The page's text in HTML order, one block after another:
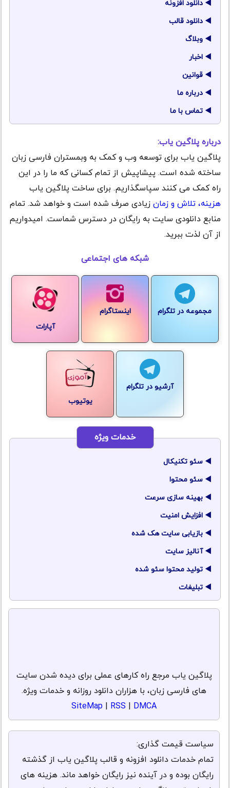
دانلود افزونه
دانلود قالب
وبلاگ
اخبار
قوانین
درباره ما
تماس با ما
درباره پلاگین یاب:
پلاگین یاب برای توسعه وب و کمک به وبمستران فارسی زبان
ساخته شده است. پیشاپیش از تمام کسانی که ما را در این
راه کمک می کنند سپاسگذاریم. برای ساخت پلاگین یاب
هزینه، تلاش و زمان زیادی صرف شده است و خواهد شد. تمام
منابع دانلودی سایت به رایگان در دسترس شماست. امیدواریم
از آن لذت ببرید.
شبکه های اجتماعی
مجموعه در تلگرام
اینستاگرام
آپارات
آرشیو در تلگرام
یوتیوب
خدمات ویژه
سئو تکنیکال
سئو محتوا
بهینه سازی سرعت
افزایش امنیت
بازیابی سایت هک شده
آنالیز سایت
تولید محتوا سئو شده
تبلیغات
پلاگین یاب مرجع راه کارهای عملی برای دیده شدن سایت
های فارسی زبان، با هزاران دانلود روزانه و خدمات ویژه.
SiteMap
RSS DMCA
سیاست قیمت گذاری:
تمام خدمات دانلود افزونه و قالب پلاگین یاب از گذشته
رایگان بوده و در آینده نیز رایگان خواهد ماند. هزینه های